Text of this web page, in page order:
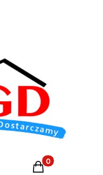
Produkty w